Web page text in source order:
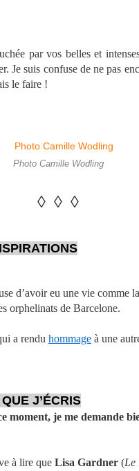
par vos belles et
Je suis confuse de ne pas
le faire !
Photo Camille Wodling
◊ ◊ ◊
d’avoir eu une vie comme
orphelinats de Barcelone.
a rendu hommage à une
J’ÉCRIS
moment, je me demande
à lire que Lisa Gardner (Le